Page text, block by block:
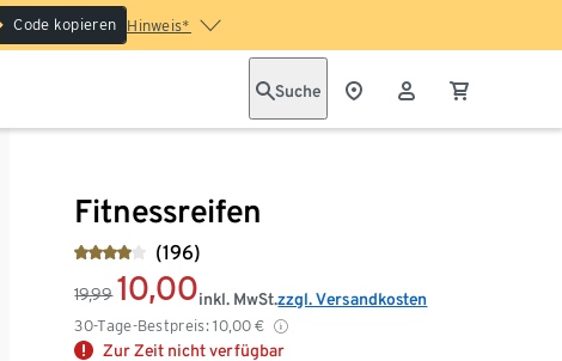
Code kopieren Hinweis*
Suche
Fitnessreifen
(196)
19,99 10,00
30-Tage-Bestpreis: 10,00 €
inkl. MwSt.zzgl. Versandkosten
Zur Zeit nicht verfügbar